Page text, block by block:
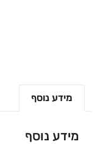
מידע נוסף
מידע נוסף